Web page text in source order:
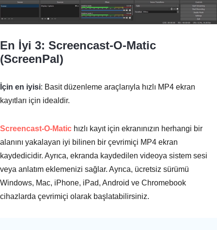
En İyi 3: Screencast-O-Matic
(ScreenPal)
İçin en iyisi: Basit düzenleme araçlarıyla hızlı MP4 ekran
kayıtları için idealdir.
Screencast-O-Matic hızlı kayıt için ekranınızın herhangi bir
alanını yakalayan iyi bilinen bir çevrimiçi MP4 ekran
kaydedicidir. Ayrıca, ekranda kaydedilen videoya sistem sesi
veya anlatım eklemenizi sağlar. Ayrıca, ücretsiz sürümü
Windows, Mac, iPhone, iPad, Android ve Chromebook
cihazlarda çevrimiçi olarak başlatabilirsiniz.